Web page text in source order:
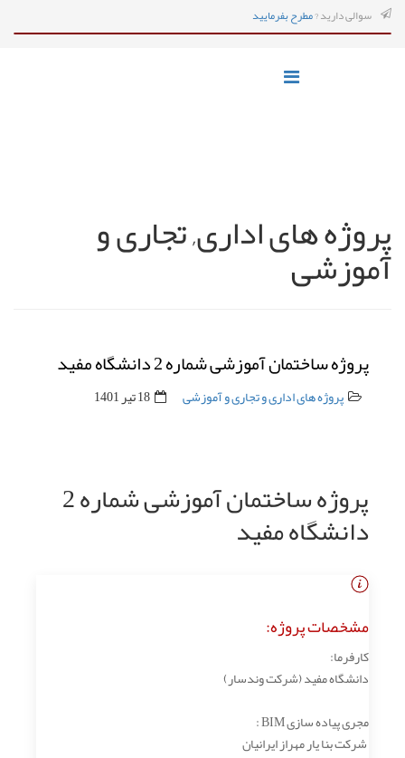
سوالی دارید ?مطرح بفرمایید
پروژه های اداری, تجاری و
آموزشی
پروژه ساختمان آموزشی شماره 2 دانشگاه مفید
پروژه های اداری و تجاری و آموزشی 18 تیر 1401
پروژه ساختمان آموزشی شماره 2
دانشگاه مفید
مشخصات پروژه:
کارفرما:
دانشگاه مفید (شرکت وندسار)
مجری پیاده سازی BIM :
شرکت بنا یار مهراز ایرانیان